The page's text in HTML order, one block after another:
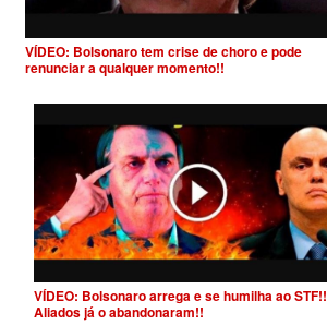
VÍDEO: Bolsonaro tem crise de choro e pode
renunciar a qualquer momento!!
VÍDEO: Bolsonaro arrega e se humilha ao STF!!
Aliados já o abandonaram!!